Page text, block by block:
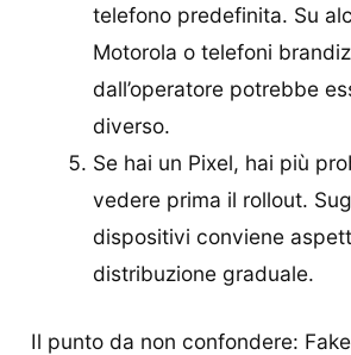
telefono predefinita. Su
Motorola o telefoni
dall’operatore potrebbe
diverso.
Se hai un Pixel, hai più
vedere prima il rollout.
dispositivi conviene
distribuzione graduale.
Il punto da non confondere: